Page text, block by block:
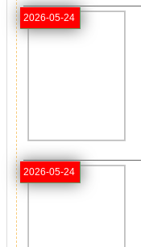
2026-05-24
2026-05-24